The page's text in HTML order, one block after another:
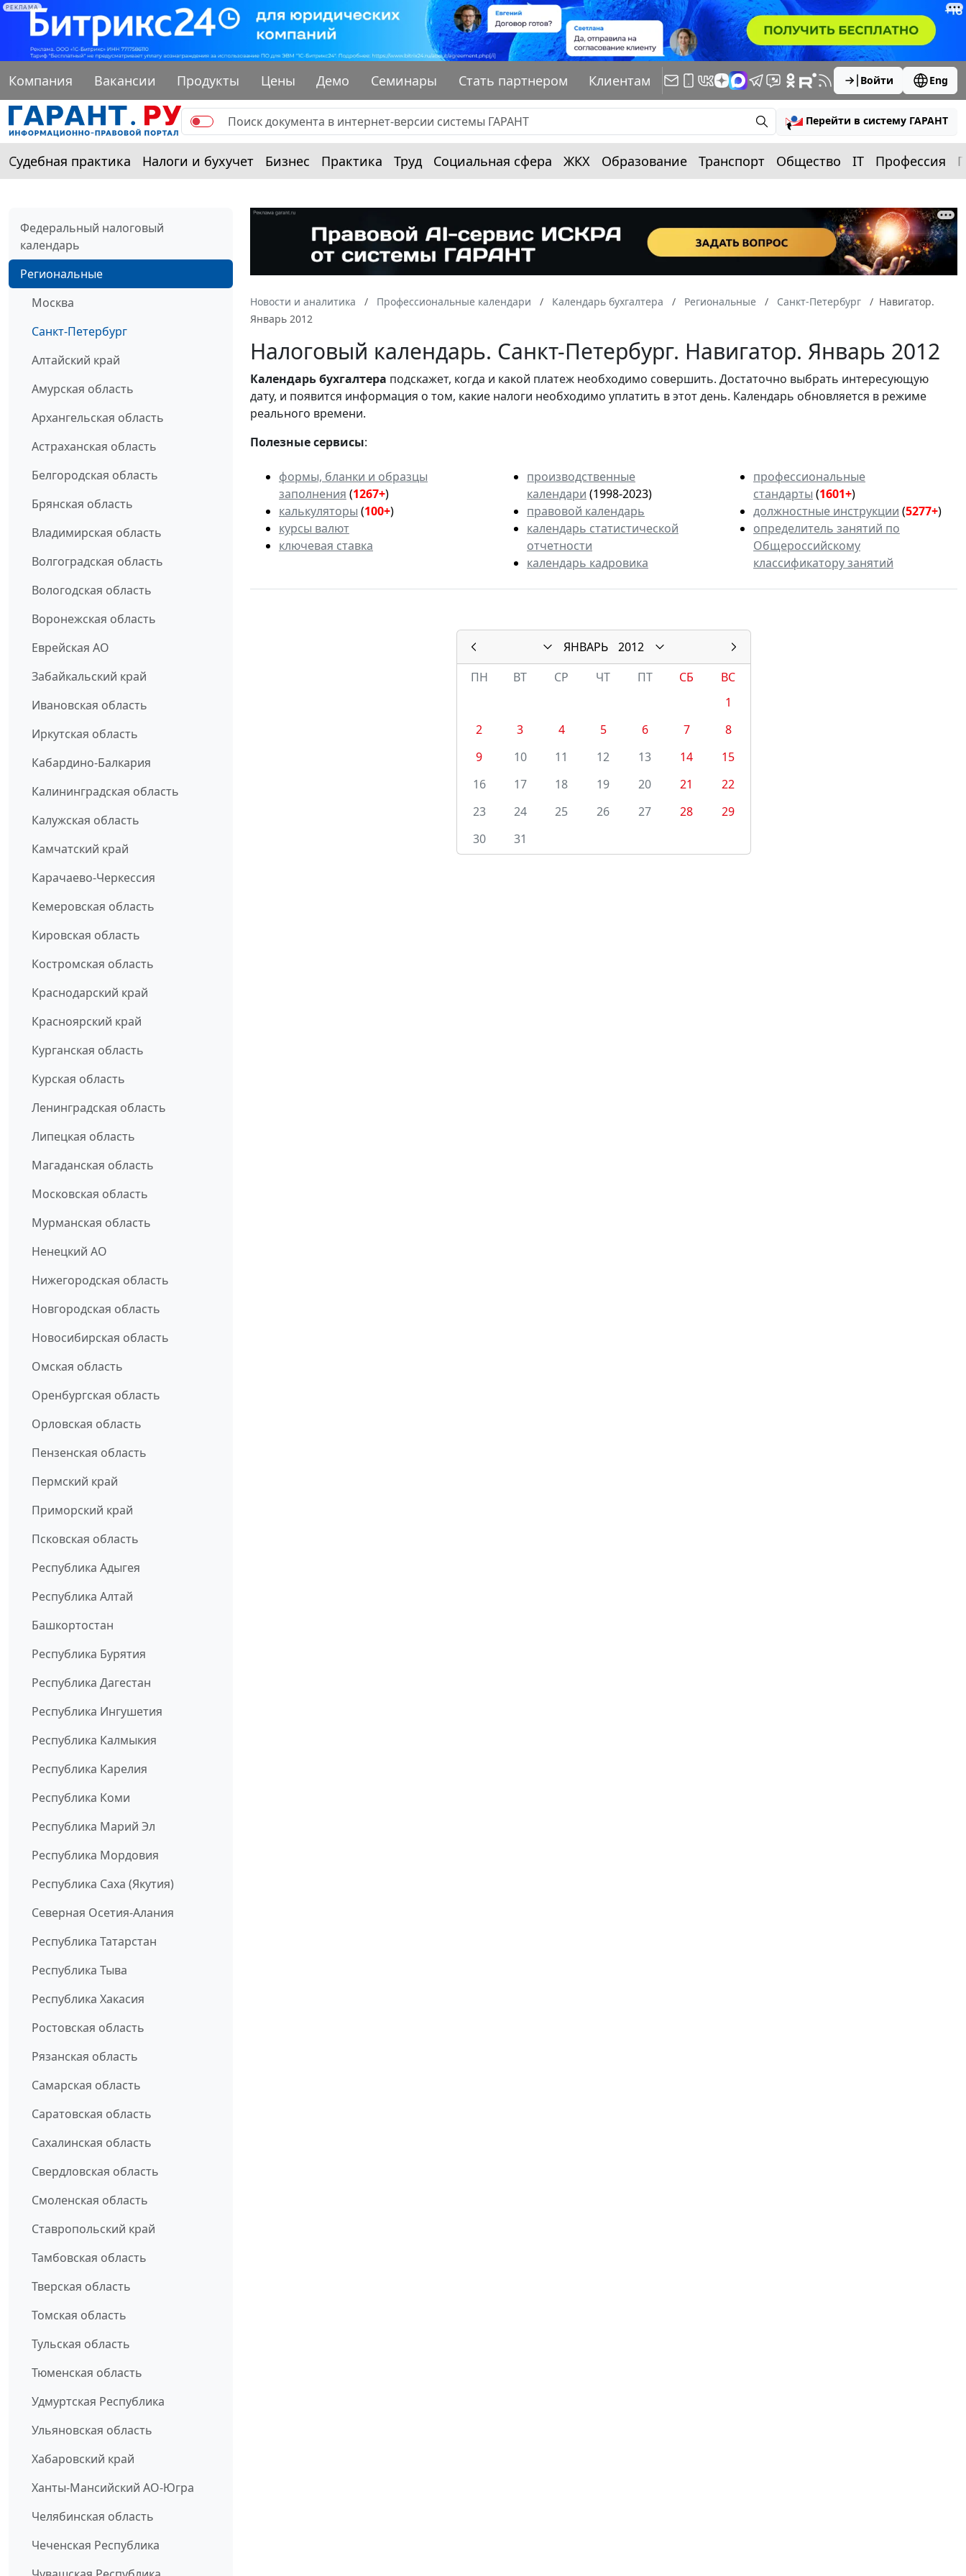
РЕКЛАМА
Компания Вакансии Продукты Цены Демо Семинары Стать партнером Клиентам Войти Eng
Перейти в систему ГАРАНТ
Судебная практика Налоги и бухучет Бизнес Практика Труд Социальная сфера ЖКХ Образование Транспорт Общество IT Профессия
Федеральный налоговый
календарь
Региональные
Москва
Санкт-Петербург
Алтайский край
Амурская область
Архангельская область
Астраханская область
Белгородская область
Брянская область
Владимирская область
Волгоградская область
Вологодская область
Воронежская область
Еврейская АО
Забайкальский край
Ивановская область
Иркутская область
Кабардино-Балкария
Калининградская область
Калужская область
Камчатский край
Карачаево-Черкессия
Кемеровская область
Кировская область
Костромская область
Краснодарский край
Красноярский край
Курганская область
Курская область
Ленинградская область
Липецкая область
Магаданская область
Московская область
Мурманская область
Ненецкий АО
Нижегородская область
Новгородская область
Новосибирская область
Омская область
Оренбургская область
Орловская область
Пензенская область
Пермский край
Приморский край
Псковская область
Республика Адыгея
Республика Алтай
Башкортостан
Республика Бурятия
Республика Дагестан
Республика Ингушетия
Республика Калмыкия
Республика Карелия
Республика Коми
Республика Марий Эл
Республика Мордовия
Республика Саха (Якутия)
Северная Осетия-Алания
Республика Татарстан
Республика Тыва
Республика Хакасия
Ростовская область
Рязанская область
Самарская область
Саратовская область
Сахалинская область
Свердловская область
Смоленская область
Ставропольский край
Тамбовская область
Тверская область
Томская область
Тульская область
Тюменская область
Удмуртская Республика
Ульяновская область
Хабаровский край
Ханты-Мансийский АО-Югра
Челябинская область
Чеченская Республика
Новости и аналитика Профессиональные календари Календарь бухгалтера Региональные Санкт-Петербург
Навигатор.
Январь 2012
Налоговый календарь. Санкт-Петербург. Навигатор. Январь 2012
Календарьбухгалтера подскажет, когда и какой платеж необходимо совершить. Достаточно выбрать интересующую
дату, и появится информация о том, какие налоги необходимо уплатить в этот день. Календарь обновляется в режиме
реального времени.
Полезные сервисы:
формы, бланки и образцы
заполнения (1267+)
калькуляторы (100+)
курсы валют
ключевая ставка
производственные
календари (1998-2023)
правовой календарь
календарь статистической
отчетности
календарь кадровика
профессиональные
стандарты (1601+)
должностные инструкции (5277+)
определитель занятий по
Общероссийскому
классификатору занятий
ЯНВАРЬ
2012
ПН
ВТ СР ЧТ ПТ СБ
ВС
1
2
3 4 5 6 7
8
9
10 11 12 13 14
15
16
17 18 19 20 21
22
23
24 25 26 27 28
29
30
31